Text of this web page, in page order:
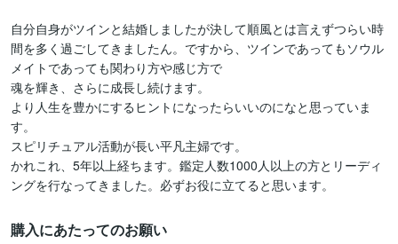
自分自身がツインと結婚しましたが決して順風とは言えずつらい時
間を多く過ごしてきましたん。ですから、ツインであってもソウル
メイトであっても関わり方や感じ方で
魂を輝き、さらに成長し続けます。
より人生を豊かにするヒントになったらいいのになと思っていま
す。
スピリチュアル活動が長い平凡主婦です。
かれこれ、5年以上経ちます。鑑定人数1000人以上の方とリーディ
ングを行なってきました。必ずお役に立てると思います。
購入にあたってのお願い